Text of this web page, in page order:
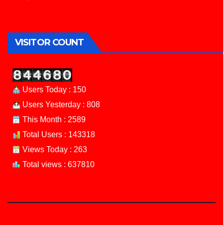
VISITOR COUNT
Users Today : 150
Users Yesterday : 808
This Month : 2589
Total Users : 143318
Views Today : 263
Total views : 637810